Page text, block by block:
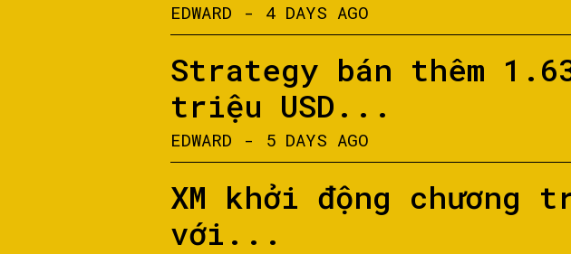
EDWARD - 4 DAYS AGO
Strategy bán thêm
triệu USD...
EDWARD - 5 DAYS AGO
XM khởi động
với...